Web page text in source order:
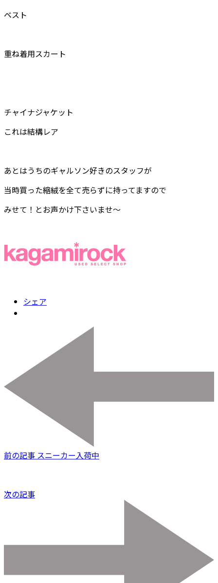
ベスト
重ね着用スカート
チャイナジャケット
これは結構レア
あとはうちのギャルソン好きのスタッフが
当時買った縮絨を全て売らずに持ってますので
みせて！とお声かけ下さいませ〜
シェア
前の記事 スニーカー入荷中
次の記事